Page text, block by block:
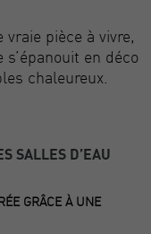
pièce à vivre,
en déco
chaleureux.
SALLES D’EAU
GRÂCE À UNE